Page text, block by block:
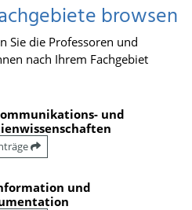
browsen
Sie die Professoren und
nach Ihrem Fachgebiet
und
und